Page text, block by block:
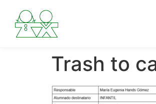
Trash to